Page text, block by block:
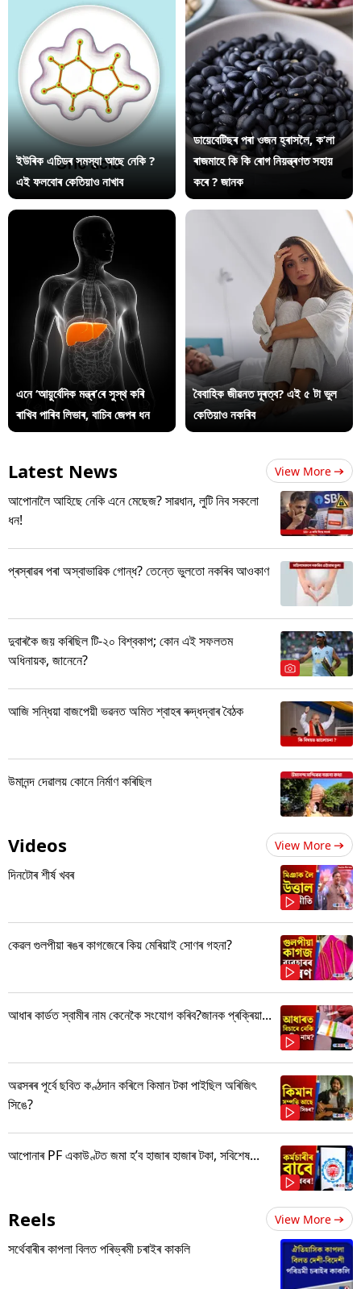
ইউৰিক এচিডৰ সমস্যা আছে নেকি ?
এই ফলবোৰ কেতিয়াও নাখাব
ডায়েবেটিছৰ পৰা ওজন হ্ৰাসলৈ, ক’লা
ৰাজমাহে কি কি ৰোগ নিয়ন্ত্ৰণত সহায়
কৰে ? জানক
এনে ‘আয়ুৰ্বেদিক মন্ত্ৰ’ৰে সুস্থ কৰি
ৰাখিব পাৰিব লিভাৰ, বাচিব জেপৰ ধন
বৈবাহিক জীৱনত দূৰত্ব? এই ৫ টা ভুল
কেতিয়াও নকৰিব
Latest News View More
আপোনালৈ আহিছে নেকি এনে মেছেজ? সাৱধান, লুটি নিব সকলো
ধন!
প্ৰস্ৰাৱৰ পৰা অস্বাভাৱিক গোন্ধ? তেন্তে ভুলতো নকৰিব আওকাণ
দুবাৰকৈ জয় কৰিছিল টি-২০ বিশ্বকাপ; কোন এই সফলতম
অধিনায়ক, জানেনে?
আজি সন্ধিয়া বাজপেয়ী ভৱনত অমিত শ্বাহৰ ৰুদ্ধদ্বাৰ বৈঠক
উমানন্দ দেৱালয় কোনে নিৰ্মাণ কৰিছিল
Videos View More
দিনটোৰ শীৰ্ষ খবৰ
কেৱল গুলপীয়া ৰঙৰ কাগজেৰে কিয় মেৰিয়াই সোণৰ গহনা?
আধাৰ কাৰ্ডত স্বামীৰ নাম কেনেকৈ সংযোগ কৰিব?জানক প্ৰক্ৰিয়া...
অৱসৰৰ পূৰ্বে ছবিত কণ্ঠদান কৰিলে কিমান টকা পাইছিল অৰিজিৎ
সিঙে?
আপোনাৰ PF একাউণ্টত জমা হ’ব হাজাৰ হাজাৰ টকা, সবিশেষ...
Reels View More
সৰ্থেবাৰীৰ কাপলা বিলত পৰিভ্ৰমী চৰাইৰ কাকলি